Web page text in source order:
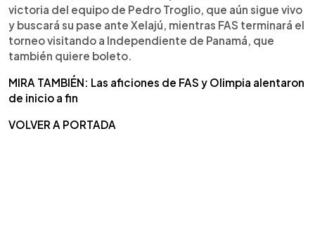
victoria del equipo de Pedro Troglio, que aún sigue vivo
y buscará su pase ante Xelajú, mientras FAS terminará el
torneo visitando a Independiente de Panamá, que
también quiere boleto.
MIRA TAMBIÉN: Las aficiones de FAS y Olimpia alentaron
de inicio a fin
VOLVER A PORTADA